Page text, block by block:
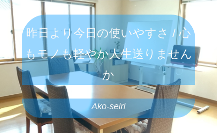
昨日より今日の使いやすさ / 心
もモノも軽やか人生送りません
か
Ako-seiri